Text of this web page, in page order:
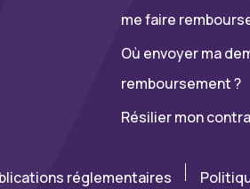
me faire
Où envoyer ma
remboursement ?
Résilier mon
réglementaires